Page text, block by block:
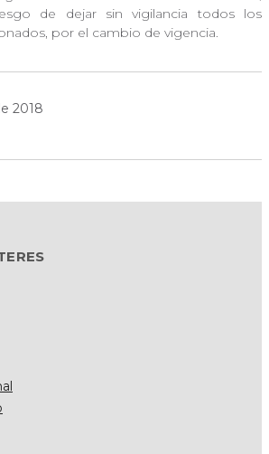
de dejar sin vigilancia todos los
por el cambio de vigencia.
2018